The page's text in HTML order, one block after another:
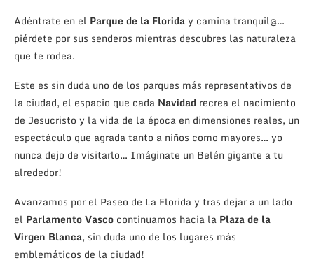
Adéntrate en el Parque de la Floriday camina tranquil@…
piérdete por sus senderos mientras descubres las naturaleza
que te rodea.
Este es sin duda uno de los parques más representativos de
la ciudad, el espacio que cada Navidad recrea el nacimiento
de Jesucristo y la vida de la época en dimensiones reales, un
espectáculo que agrada tanto a niños como mayores… yo
nunca dejo de visitarlo… Imáginate un Belén gigante a tu
alrededor!
Avanzamos por el Paseo de La Florida y tras dejar a un lado
el Parlamento Vasco continuamos hacia la Plaza de la
Virgen Blanca, sin duda uno de los lugares más
emblemáticos de la ciudad!